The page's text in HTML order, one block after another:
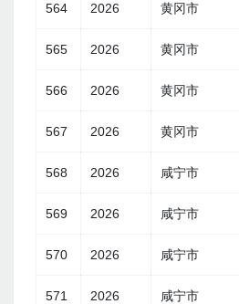
564 2026 黄冈市
565 2026 黄冈市
566 2026 黄冈市
567 2026 黄冈市
568 2026 咸宁市
569 2026 咸宁市
570 2026 咸宁市
571 2026 咸宁市